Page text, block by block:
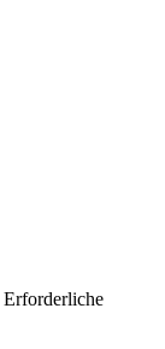
Erforderliche